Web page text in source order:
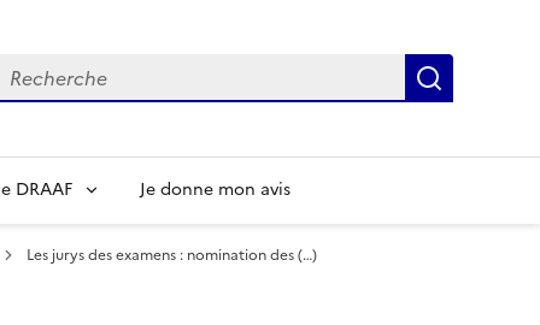
Recherche
DRAAF Je donne mon avis
Les jurys des examens : nomination des (…)